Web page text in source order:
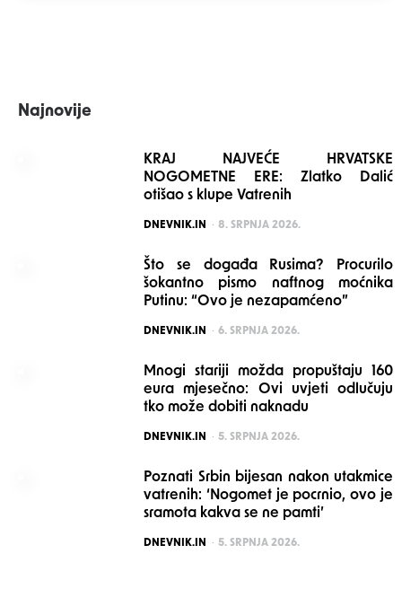
Najnovije
KRAJ NAJVEĆE HRVATSKE
NOGOMETNE ERE: Zlatko Dalić
otišao s klupe Vatrenih
POSTED
DNEVNIK.IN 8. SRPNJA 2026.
Što se događa Rusima? Procurilo
šokantno pismo naftnog moćnika
Putinu: “Ovo je nezapamćeno”
POSTED
DNEVNIK.IN 6. SRPNJA 2026.
Mnogi stariji možda propuštaju 160
eura mjesečno: Ovi uvjeti odlučuju
tko može dobiti naknadu
POSTED
DNEVNIK.IN 5. SRPNJA 2026.
Poznati Srbin bijesan nakon utakmice
vatrenih: ‘Nogomet je pocrnio, ovo je
sramota kakva se ne pamti’
POSTED
DNEVNIK.IN 5. SRPNJA 2026.